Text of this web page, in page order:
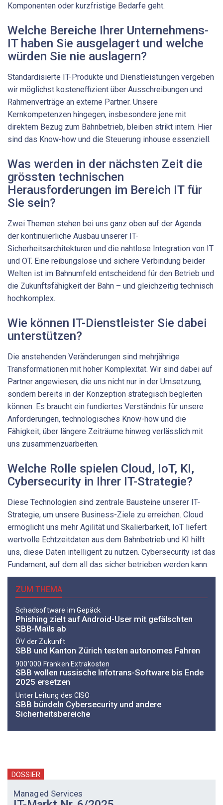
Komponenten oder kurzfristige Bedarfe geht.
Welche Bereiche Ihrer Unternehmens-
IT haben Sie aus­gelagert und welche
würden Sie nie auslagern?
Standardisierte IT-Produkte und Dienstleistungen vergeben
wir möglichst kosteneffizient über Ausschreibungen und
Rahmenverträge an externe Partner. Unsere
Kernkompetenzen hingegen, insbesondere jene mit
direktem Bezug zum Bahnbetrieb, bleiben strikt intern. Hier
sind das Know-how und die Steuerung inhouse essenziell.
Was werden in der nächsten Zeit die
grössten technischen
Herausforderungen im Bereich IT für
Sie sein?
Zwei Themen stehen bei uns ganz oben auf der Agenda:
der kontinuierliche Ausbau unserer IT-
Sicherheitsarchitekturen und die nahtlose Integration von IT
und OT. Eine reibungslose und sichere Verbindung beider
Welten ist im Bahnumfeld entscheidend für den Betrieb und
die Zukunftsfähigkeit der Bahn – und gleichzeitig technisch
hochkomplex.
Wie können IT-Dienstleister Sie dabei
unterstützen?
Die anstehenden Veränderungen sind mehrjährige
Transformationen mit hoher Komplexität. Wir sind dabei auf
Partner angewiesen, die uns nicht nur in der Umsetzung,
sondern bereits in der Konzeption strategisch begleiten
können. Es braucht ein fundiertes Verständnis für unsere
Anforderungen, technologisches Know-how und die
Fähigkeit, über längere Zeiträume hinweg verlässlich mit
uns zusammenzuarbeiten.
Welche Rolle spielen Cloud, IoT, KI,
Cybersecurity in Ihrer IT-Strategie?
Diese Technologien sind zentrale Bausteine unserer IT-
Strategie, um unsere Business-Ziele zu erreichen. Cloud
ermöglicht uns mehr Agilität und Skalierbarkeit, IoT liefert
wertvolle Echtzeitdaten aus dem Bahnbetrieb und KI hilft
uns, diese Daten intelligent zu nutzen. Cybersecurity ist das
Fundament, auf dem all das sicher betrieben werden kann.
ZUM THEMA
Schadsoftware im Gepäck
Phishing zielt auf Android-User mit gefälschten
SBB-Mails ab
ÖV der Zukunft
SBB und Kanton Zürich testen autonomes Fahren
900'000 Franken Extrakosten
SBB wollen russische Infotrans-Software bis Ende
2025 ersetzen
Unter Leitung des CISO
SBB bündeln Cybersecurity und andere
Sicherheitsbereiche
DOSSIER
Managed Services